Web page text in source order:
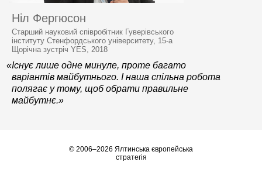
Ніл Фергюсон
Старший науковий співробітник Гуверівського
інституту Стенфордського університету, 15-а
Щорічна зустріч YES, 2018
«Існує лише одне минуле, проте багато
варіантів майбутнього. І наша спільна робота
полягає у тому, щоб обрати правильне
майбутнє.»
© 2006–2026 Ялтинська європейська
стратегія